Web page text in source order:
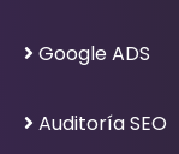
Google ADS
Auditoría SEO